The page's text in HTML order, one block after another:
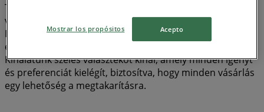
Tudjuk, hogy mennyire fontos maximálisan kihasználni a
vásárlásokat. Éppen ezért gondosan válogattuk ki a
Fortnite ajánlatokat, hogy kiváló minőségű termékeket
élvezhess, anélkül hogy túllépnéd a költségvetést.
Kínálatunk széles választékot kínál, amely minden igényt
és preferenciát kielégít, biztosítva, hogy minden vásárlás
egy lehetőség a megtakarításra.
Mostrar los propósitos Acepto